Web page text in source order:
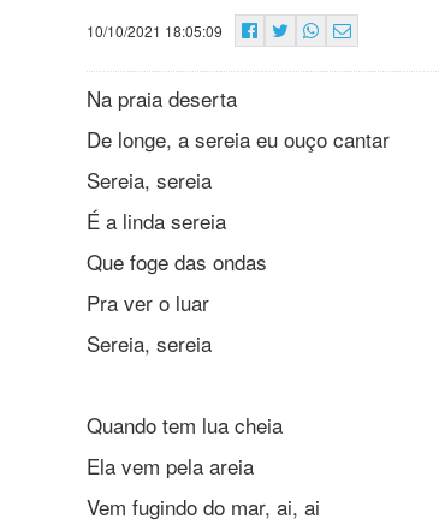
10/10/2021 18:05:09
Na praia deserta
De longe, a sereia eu ouço cantar
Sereia, sereia
É a linda sereia
Que foge das ondas
Pra ver o luar
Sereia, sereia
Quando tem lua cheia
Ela vem pela areia
Vem fugindo do mar, ai, ai